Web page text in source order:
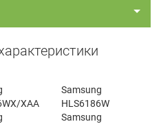
XAA
Samsung
HLS6186W
Samsung